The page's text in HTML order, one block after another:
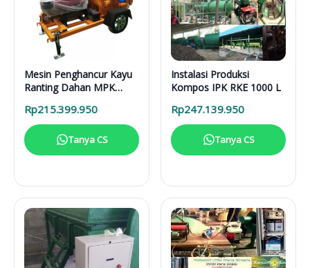
Mesin Penghancur Kayu
Ranting Dahan MPK
Rp215.399.950
Tanya CS
Instalasi Produksi
Kompos IPK RKE 1000 L
Rp247.139.950
Tanya CS